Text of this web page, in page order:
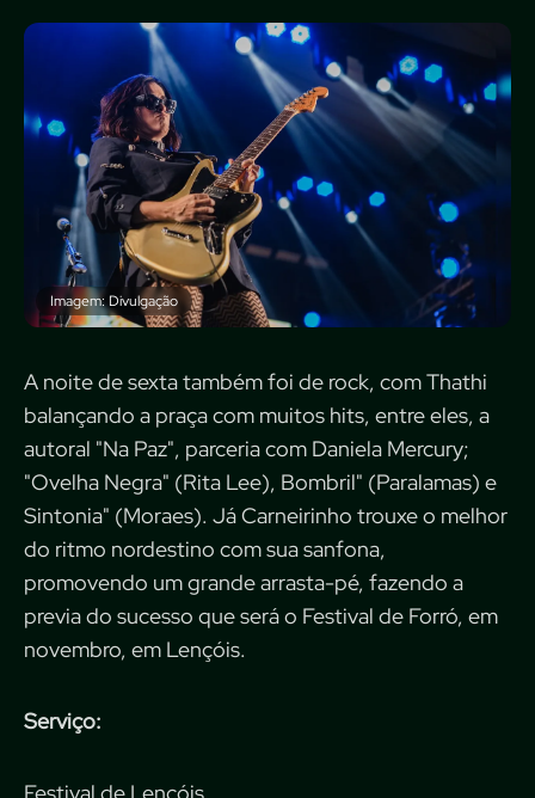
Imagem: Divulgação
A noite de sexta também foi de rock, com Thathi
balançando a praça com muitos hits, entre eles, a
autoral "Na Paz", parceria com Daniela Mercury;
"Ovelha Negra" (Rita Lee), Bombril" (Paralamas) e
Sintonia" (Moraes). Já Carneirinho trouxe o melhor
do ritmo nordestino com sua sanfona,
promovendo um grande arrasta-pé, fazendo a
previa do sucesso que será o Festival de Forró, em
novembro, em Lençóis.
Serviço: